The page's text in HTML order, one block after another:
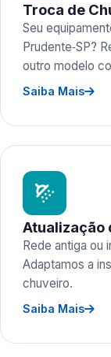
Troca de
Seu
Prudente‑SP?
outro modelo
Saiba Mais
Atualização
Rede antiga ou
Adaptamos a
chuveiro.
Saiba Mais